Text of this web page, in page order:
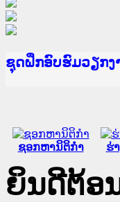
Ministry of
ເຜີຍແຜ່ວັບໄຊຈົດໝ
ກະຊວງຍຸຕິທຳ
ຊຸດຝຶກອົບຮົມວຽກງ
ກອງປະຊຸມທົບທວນ
ຝຶກອົບຮົມ ຜູ່ປະສາ
ຝຶກອົບຮົມ ຜູ່ປະສາ
ເຜີຍແຜ່ແອັບກົດໝາ
ເຜີຍແຜ່ແອັບກົດໝາ
ຍົກລະດັບວຽກງານ
ຊຸດຝຶກອົບຮົມວຽກງ
ຊອກຫານິຕິກໍາ ຮ່
ຍິນດີຕ້ອ